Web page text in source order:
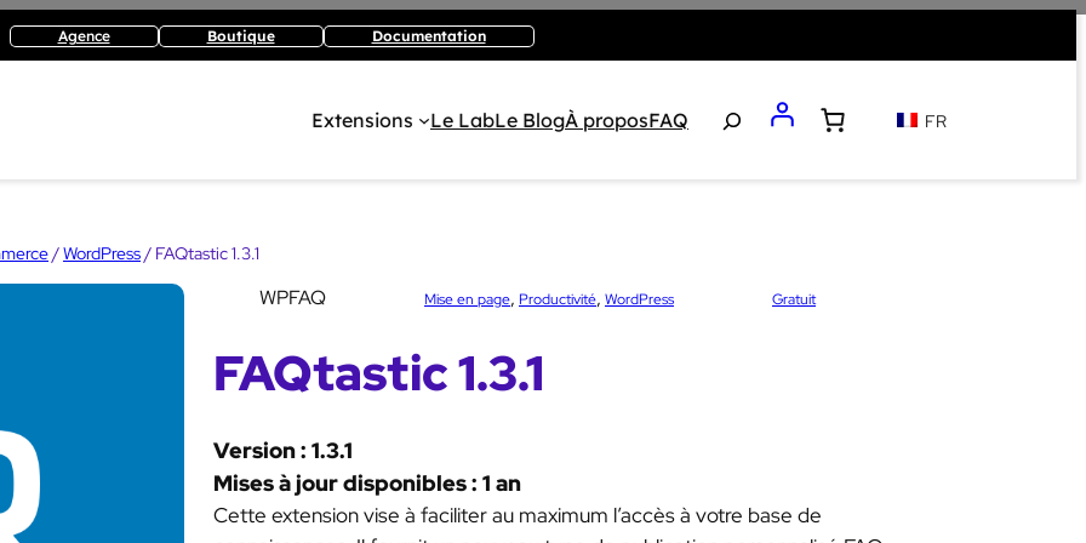
Agence Boutique Documentation
Extensions Le LabLe BlogÀ proposFAQ Recherche FR
/WordPress/ FAQtastic 1.3.1
WPFAQ Mise en page, Productivité, WordPress Gratuit
FAQtastic 1.3.1
Version : 1.3.1
Mises à jour disponibles : 1 an
Cette extension vise à faciliter au maximum l’accès à votre base de